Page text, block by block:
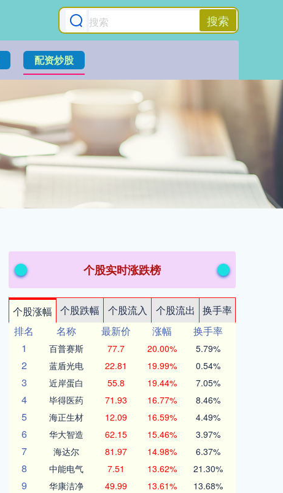
搜索
配资炒股
个股实时涨跌榜
个股涨幅 个股跌幅 个股流入 个股流出
换手率
排名
名称 最新价 涨幅
换手率
1
百普赛斯 77.7 20.00% 5.79%
2 蓝盾光电 22.81 19.99% 0.54%
3 近岸蛋白 55.8 19.44% 7.05%
4 毕得医药 71.93 16.77% 8.46%
5 海正生材 12.09 16.59% 4.49%
6 华大智造 62.15 15.46% 3.97%
7 海达尔 81.97 14.98% 6.37%
8 中能电气 7.51 13.62% 21.30%
9 华康洁净 49.99 13.61% 13.68%